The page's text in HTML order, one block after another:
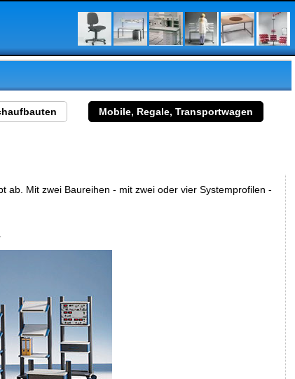
Mobile, Regale, Transportwagen
ab. Mit zwei Baureihen - mit zwei oder vier Systemprofilen -